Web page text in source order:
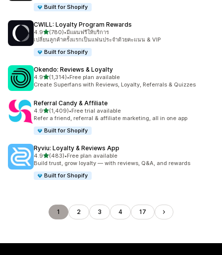
Built for Shopify
CWILL: Loyalty Program Rewards
4.9เต็ม 5 ดาว
(780)
ทั้งหมด 780 รีวิว
•มีแผนฟรีให้บริการ
เปลี่ยนลูกค้าครั้งแรกเป็นแฟนประจำด้วยคะแนน & VIP
Built for Shopify
Okendo: Reviews & Loyalty
4.9เต็ม 5 ดาว
(1,314)
ทั้งหมด 1314 รีวิว
•Free plan available
Create Superfans with Reviews, Loyalty, Referrals & Quizzes
Referral Candy & Affiliate
4.9เต็ม 5 ดาว
(1,409)
ทั้งหมด 1409 รีวิว
•Free trial available
Refer a friend, referral & affiliate marketing, all in one app
Built for Shopify
Ryviu: Loyalty & Reviews App
4.9เต็ม 5 ดาว
(483)
ทั้งหมด 483 รีวิว
•Free plan available
Build trust, grow loyalty — with reviews, Q&A, and rewards
Built for Shopify
1 2 3 4 17